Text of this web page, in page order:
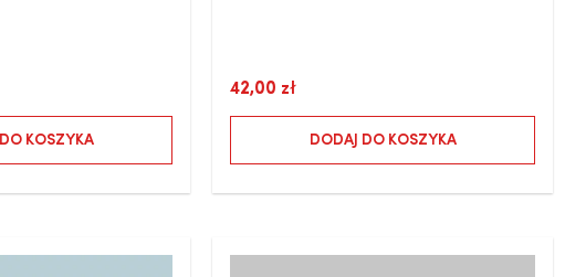
KOSZYKA
42,00 zł
DODAJ DO KOSZYKA